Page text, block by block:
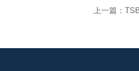
上一篇：